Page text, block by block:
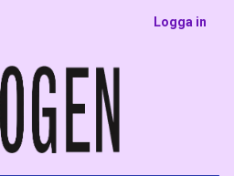
Logga in